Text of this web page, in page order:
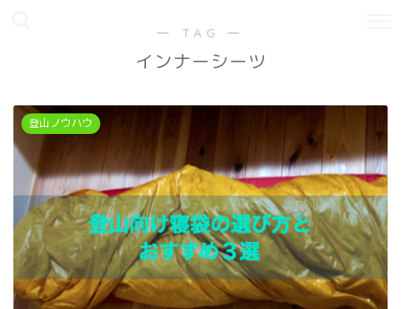
― TAG ―
インナーシーツ
登山ノウハウ